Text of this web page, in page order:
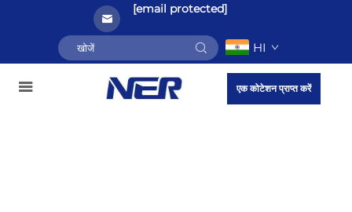
[email protected]
HI
एक कोटेशन प्राप्त करें